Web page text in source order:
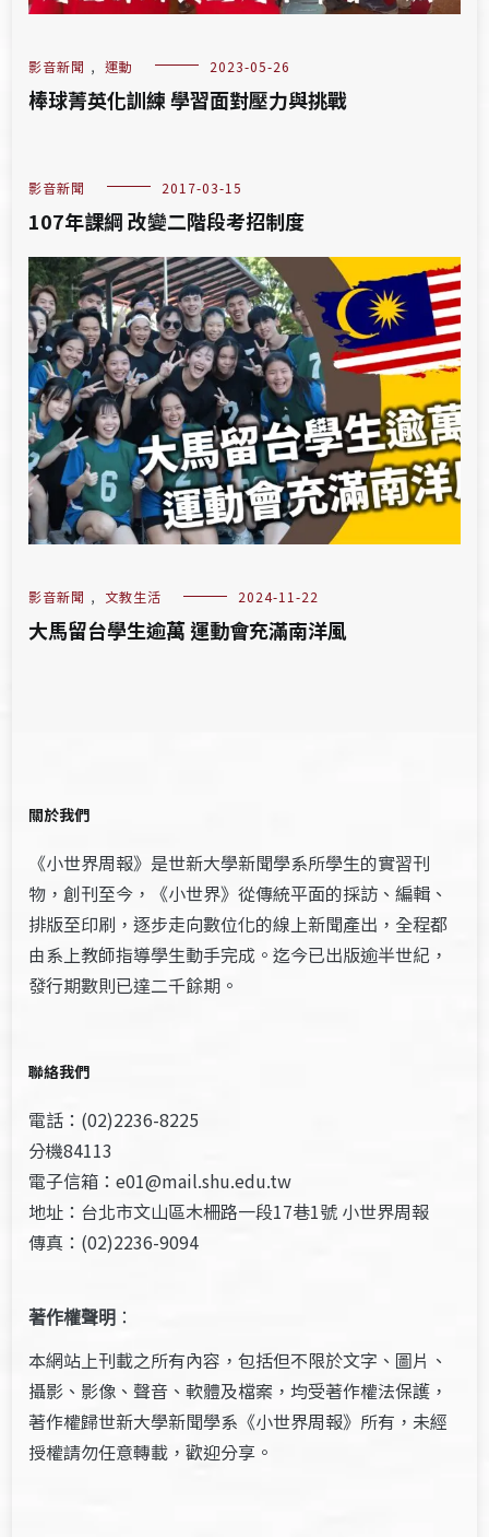
影音新聞 , 運動 2023-05-26
棒球菁英化訓練 學習面對壓力與挑戰
影音新聞 2017-03-15
107年課綱 改變二階段考招制度
影音新聞 , 文教生活 2024-11-22
大馬留台學生逾萬 運動會充滿南洋風
關於我們
《小世界周報》是世新大學新聞學系所學生的實習刊
物，創刊至今，《小世界》從傳統平面的採訪、編輯、
排版至印刷，逐步走向數位化的線上新聞產出，全程都
由系上教師指導學生動手完成。迄今已出版逾半世紀，
發行期數則已達二千餘期。
聯絡我們
電話：(02)2236-8225
分機84113
電子信箱：e01@mail.shu.edu.tw
地址：台北市文山區木柵路一段17巷1號 小世界周報
傳真：(02)2236-9094
著作權聲明 ：
本網站上刊載之所有內容，包括但不限於文字、圖片、
攝影、影像、聲音、軟體及檔案，均受著作權法保護，
著作權歸世新大學新聞學系《小世界周報》所有，未經
授權請勿任意轉載，歡迎分享。